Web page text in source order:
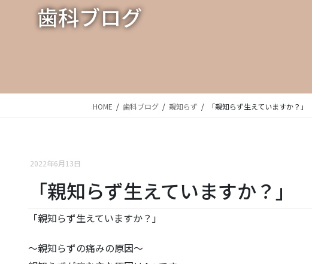
歯科ブログ
HOME 歯科ブログ 親知らず 「親知らず生えていますか？」
2022年6月13日
「親知らず生えていますか？」
「親知らず生えていますか？」
〜親知らずの痛みの原因〜